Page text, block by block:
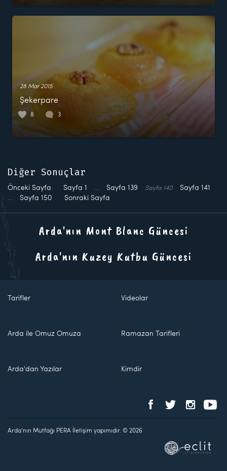
28 Mar 2015
Şekerpare
8 3
Diğer Sonuçlar
Önceki Sayfa Sayfa 1 … Sayfa 139 Sayfa 140 Sayfa 141
…
Sayfa 150 Sonraki Sayfa
Arda'nın Mont Blanc Güncesi
Arda'nın Kuzey Kutbu Güncesi
Tarifler Videolar
Arda ile Omuz Omuza Ramazan Tarifleri
Arda'dan Yazılar Kimdir
Arda'nın Mutfağı PERA İletişim yapımıdır. © 2026